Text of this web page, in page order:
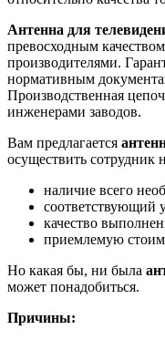
Антенна для
превосходным
производителями.
нормативным
Производственная
инженерами заводов.
Вам предлагается
осуществить
наличие всего
соответствующий
качество
приемлемую
Но какая бы, ни была
может понадобиться.
Причины: